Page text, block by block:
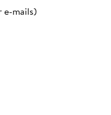
e-mails)